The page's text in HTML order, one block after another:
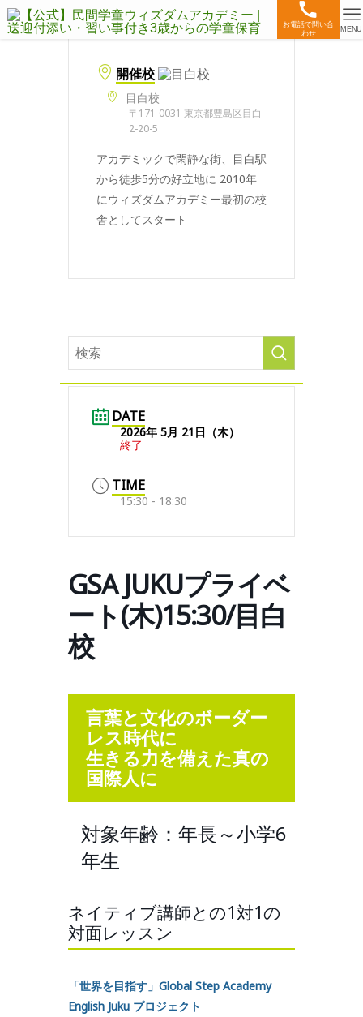
お電話で問い合
わせ
MENU
開催校
目白校
〒171-0031 東京都豊島区目白
2-20-5
アカデミックで閑静な街、目白駅
から徒歩5分の好立地に 2010年
にウィズダムアカデミー最初の校
舎としてスタート
DATE
2026年 5月 21日（木）
終了
TIME
15:30 - 18:30
GSA JUKUプライベ
ート(木)15:30/目白
校
言葉と文化のボーダー
レス時代に
生きる力を備えた真の
国際人に
対象年齢：年長～小学6
年生
ネイティブ講師との1対1の
対面レッスン
「世界を目指す」Global Step Academy
English Juku プロジェクト